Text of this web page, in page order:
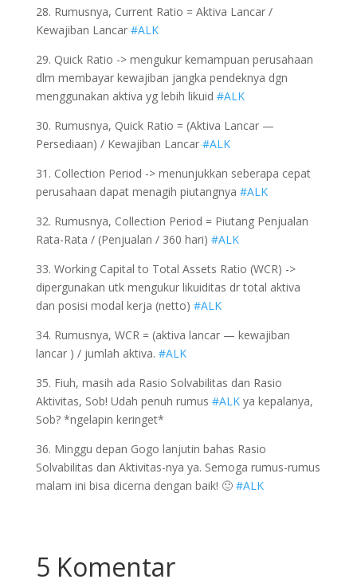
28. Rumusnya, Current Ratio = Aktiva Lancar /
Kewajiban Lancar #ALK
29. Quick Ratio -> mengukur kemampuan perusahaan
dlm membayar kewajiban jangka pendeknya dgn
menggunakan aktiva yg lebih likuid #ALK
30. Rumusnya, Quick Ratio = (Aktiva Lancar —
Persediaan) / Kewajiban Lancar #ALK
31. Collection Period -> menunjukkan seberapa cepat
perusahaan dapat menagih piutangnya #ALK
32. Rumusnya, Collection Period = Piutang Penjualan
Rata-Rata / (Penjualan / 360 hari) #ALK
33. Working Capital to Total Assets Ratio (WCR) ->
dipergunakan utk mengukur likuiditas dr total aktiva
dan posisi modal kerja (netto) #ALK
34. Rumusnya, WCR = (aktiva lancar — kewajiban
lancar ) / jumlah aktiva. #ALK
35. Fiuh, masih ada Rasio Solvabilitas dan Rasio
Aktivitas, Sob! Udah penuh rumus #ALKya kepalanya,
Sob? *ngelapin keringet*
36. Minggu depan Gogo lanjutin bahas Rasio
Solvabilitas dan Aktivitas-nya ya. Semoga rumus-rumus
malam ini bisa dicerna dengan baik! 🙂 #ALK
5 Komentar